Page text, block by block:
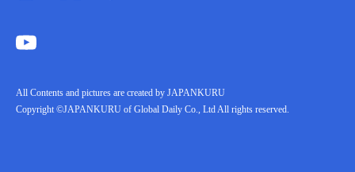
All Contents and pictures are created by JAPANKURU
Copyright ©JAPANKURU of Global Daily Co., Ltd All rights reserved.